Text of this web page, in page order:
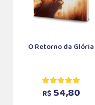
O Retorno da Glória
R$ 54,80